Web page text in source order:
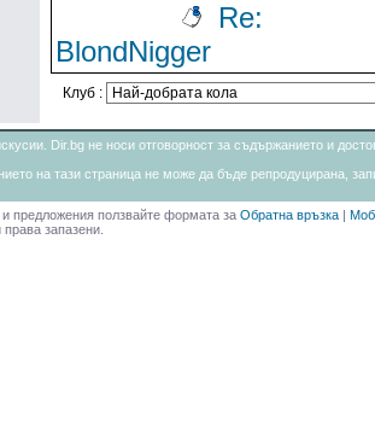
Re:
BlondNigger
Клуб :
Dir.bg не носи отговорност за съдържанието и
на тази страница не може да бъде репродуцирана,
предложения ползвайте формата за Обратна връзка |
права запазени.